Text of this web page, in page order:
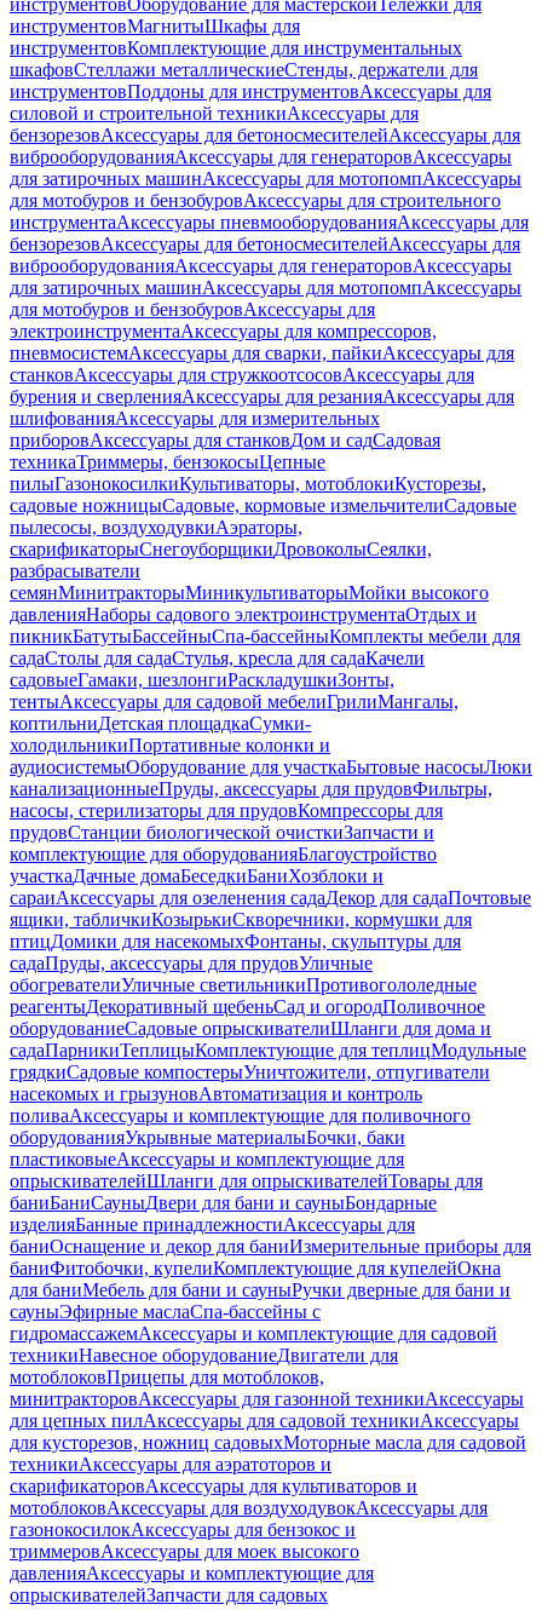
инструментовОборудование для мастерскойТележки для
инструментовМагнитыШкафы для
инструментовКомплектующие для инструментальных
шкафовСтеллажи металлическиеСтенды, держатели для
инструментовПоддоны для инструментовАксессуары для
силовой и строительной техникиАксессуары для
бензорезовАксессуары для бетоносмесителейАксессуары для
виброоборудованияАксессуары для генераторовАксессуары
для затирочных машинАксессуары для мотопомпАксессуары
для мотобуров и бензобуровАксессуары для строительного
инструментаАксессуары пневмооборудованияАксессуары для
бензорезовАксессуары для бетоносмесителейАксессуары для
виброоборудованияАксессуары для генераторовАксессуары
для затирочных машинАксессуары для мотопомпАксессуары
для мотобуров и бензобуровАксессуары для
электроинструментаАксессуары для компрессоров,
пневмосистемАксессуары для сварки, пайкиАксессуары для
станковАксессуары для стружкоотсосовАксессуары для
бурения и сверленияАксессуары для резанияАксессуары для
шлифованияАксессуары для измерительных
приборовАксессуары для станковДом и садСадовая
техникаТриммеры, бензокосыЦепные
пилыГазонокосилкиКультиваторы, мотоблокиКусторезы,
садовые ножницыСадовые, кормовые измельчителиСадовые
пылесосы, воздуходувкиАэраторы,
скарификаторыСнегоуборщикиДровоколыСеялки,
разбрасыватели
семянМинитракторыМиникультиваторыМойки высокого
давленияНаборы садового электроинструментаОтдых и
пикникБатутыБассейныСпа-бассейныКомплекты мебели для
садаСтолы для садаСтулья, кресла для садаКачели
садовыеГамаки, шезлонгиРаскладушкиЗонты,
тентыАксессуары для садовой мебелиГрилиМангалы,
коптильниДетская площадкаСумки-
холодильникиПортативные колонки и
аудиосистемыОборудование для участкаБытовые насосыЛюки
канализационныеПруды, аксессуары для прудовФильтры,
насосы, стерилизаторы для прудовКомпрессоры для
прудовСтанции биологической очисткиЗапчасти и
комплектующие для оборудованияБлагоустройство
участкаДачные домаБеседкиБаниХозблоки и
сараиАксессуары для озеленения садаДекор для садаПочтовые
ящики, табличкиКозырькиСкворечники, кормушки для
птицДомики для насекомыхФонтаны, скульптуры для
садаПруды, аксессуары для прудовУличные
обогревателиУличные светильникиПротивогололедные
реагентыДекоративный щебеньСад и огородПоливочное
оборудованиеСадовые опрыскивателиШланги для дома и
садаПарникиТеплицыКомплектующие для теплицМодульные
грядкиСадовые компостерыУничтожители, отпугиватели
насекомых и грызуновАвтоматизация и контроль
поливаАксессуары и комплектующие для поливочного
оборудованияУкрывные материалыБочки, баки
пластиковыеАксессуары и комплектующие для
опрыскивателейШланги для опрыскивателейТовары для
баниБаниСауныДвери для бани и сауныБондарные
изделияБанные принадлежностиАксессуары для
баниОснащение и декор для баниИзмерительные приборы для
баниФитобочки, купелиКомплектующие для купелейОкна
для баниМебель для бани и сауныРучки дверные для бани и
сауныЭфирные маслаСпа-бассейны с
гидромассажемАксессуары и комплектующие для садовой
техникиНавесное оборудованиеДвигатели для
мотоблоковПрицепы для мотоблоков,
минитракторовАксессуары для газонной техникиАксессуары
для цепных пилАксессуары для садовой техникиАксессуары
для кусторезов, ножниц садовыхМоторные масла для садовой
техникиАксессуары для аэратоторов и
скарификаторовАксессуары для культиваторов и
мотоблоковАксессуары для воздуходувокАксессуары для
газонокосилокАксессуары для бензокос и
триммеровАксессуары для моек высокого
давленияАксессуары и комплектующие для
опрыскивателейЗапчасти для садовых